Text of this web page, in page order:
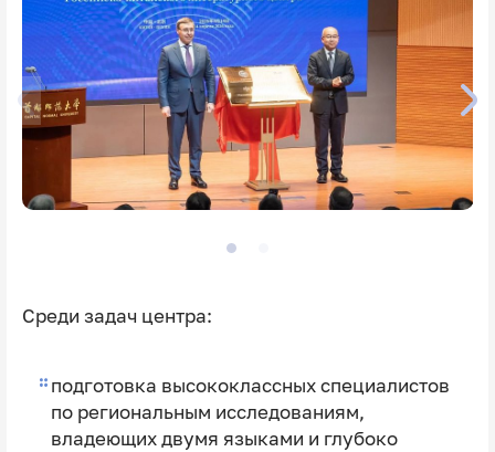
Среди задач центра:
подготовка высококлассных специалистов
по региональным исследованиям,
владеющих двумя языками и глубоко